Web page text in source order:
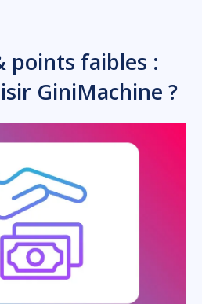
points faibles :
GiniMachine ?